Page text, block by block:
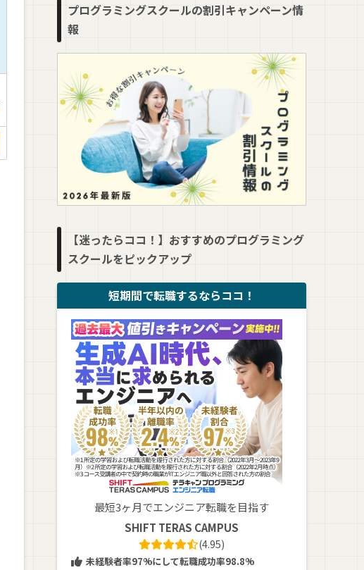
プログラミングスクールの割引キャンペーン情
報
【迷ったらココ！】おすすめのプログラミング
スクールをピックアップ
短期間で転職するならココ！
最短3ヶ月でエンジニア転職を目指す
SHIFT TERAS CAMPUS
(4.95)
未経験者率97%にして転職成功率98.8%